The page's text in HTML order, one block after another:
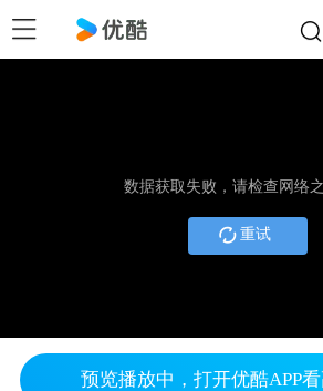
数据获取失败，请检查网络
重试
预览播放中，打开优酷APP